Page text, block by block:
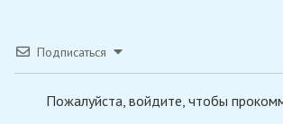
Подписаться
Пожалуйста, войдите, чтобы